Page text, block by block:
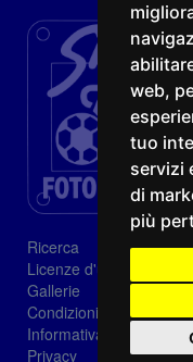
web,
tuo
servizi
di
più
Ricerca
Licenze d'utilizzo
Gallerie
Condizioni di vendita
Informativa sui Cookie
Privacy